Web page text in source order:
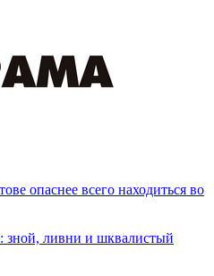
опаснее всего находиться во
зной, ливни и шквалистый